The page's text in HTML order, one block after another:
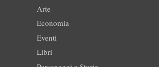
Arte
Economia
Eventi
Libri